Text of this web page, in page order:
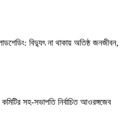
বিদ্যুৎ না থাকায় অতিষ্ঠ জনজীবন,
সহ-সভাপতি নির্বাচিত আওরঙ্গজেব